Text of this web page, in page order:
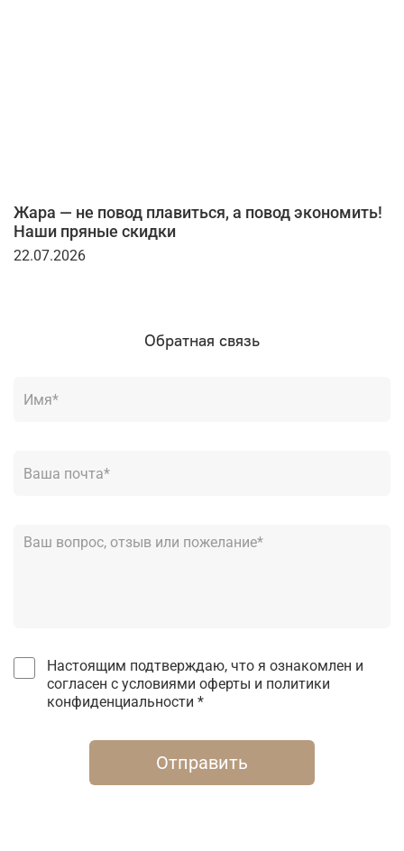
Жара — не повод плавиться, а повод экономить!
Наши пряные скидки
22.07.2026
Обратная связь
Настоящим подтверждаю, что я ознакомлен и
согласен с условиями оферты и политики
конфиденциальности *
Отправить